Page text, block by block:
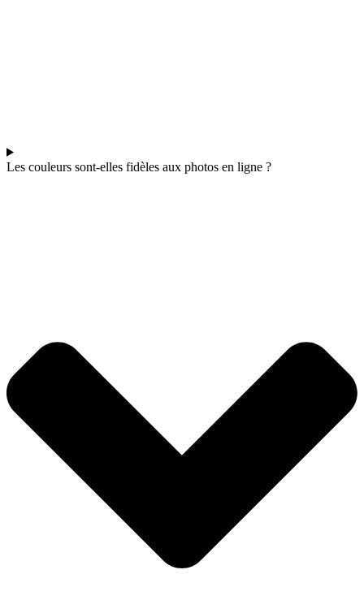
Les couleurs sont-elles fidèles aux photos en ligne ?